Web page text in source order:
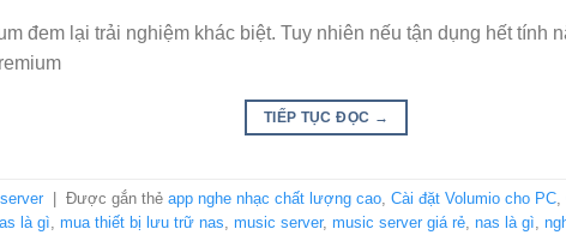
đem lại trải nghiệm khác biệt. Tuy nhiên nếu tận dụng hết tính
TIẾP TỤC ĐỌC →
Được gắn thẻ app nghe nhạc chất lượng cao, Cài đặt Volumio cho PC,
là gì, mua thiết bị lưu trữ nas, music server, music server giá rẻ, nas là gì,